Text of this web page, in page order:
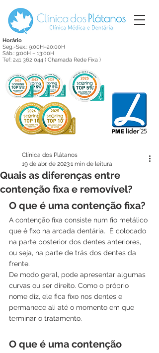
Horário
Seg.-Sex.: 9:00H–20:00H
Sáb.: 9:00H – 13:00H
Tef: 241 362 044 ( Chamada Rede Fixa )
Quais as diferenças entre
contenção fixa e removível?
Clínica dos Plátanos
19 de abr. de 20231 min de leitura
O que é uma contenção fixa?
A contenção fixa consiste num fio metálico
que é fixo na arcada dentária.  É colocado
na parte posterior dos dentes anteriores,
ou seja, na parte de trás dos dentes da
frente.
De modo geral, pode apresentar algumas
curvas ou ser direito. Como o próprio
nome diz, ele fica fixo nos dentes e
permanece ali até o momento em que
terminar o tratamento.
O que é uma contenção